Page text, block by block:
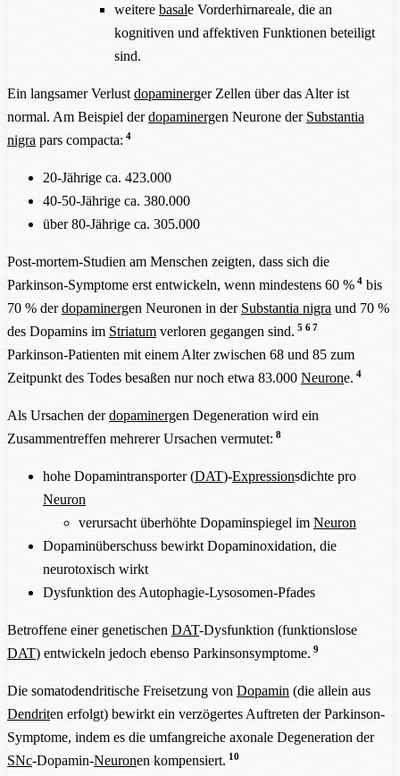
weitere basale Vorderhirnareale, die an
kognitiven und affektiven Funktionen beteiligt
sind.
Ein langsamer Verlust dopaminerger Zellen über das Alter ist
normal. Am Beispiel derdopaminergen Neurone der Substantia
nigra pars compacta: 4
20-Jährige ca. 423.000
40-50-Jährige ca. 380.000
über 80-Jährige ca. 305.000
Post-mortem-Studien am Menschen zeigten, dass sich die
Parkinson-Symptome erst entwickeln, wenn mindestens 60 % 4bis
70 % derdopaminergen Neuronen in der Substantia nigra und 70 %
des Dopamins im Striatum verloren gegangen sind. 5 6 7
Parkinson-Patienten mit einem Alter zwischen 68 und 85 zum
Zeitpunkt des Todes besaßen nur noch etwa 83.000 Neurone. 4
Als Ursachen derdopaminergen Degeneration wird ein
Zusammentreffen mehrerer Ursachen vermutet: 8
hohe Dopamintransporter (DAT)-Expressionsdichte pro
Neuron
verursacht überhöhte Dopaminspiegel im Neuron
Dopaminüberschuss bewirkt Dopaminoxidation, die
neurotoxisch wirkt
Dysfunktion des Autophagie-Lysosomen-Pfades
Betroffene einer genetischen DAT-Dysfunktion (funktionslose
DAT) entwickeln jedoch ebenso Parkinsonsymptome. 9
Die somatodendritische Freisetzung von Dopamin (die allein aus
Dendriten erfolgt) bewirkt ein verzögertes Auftreten der Parkinson-
Symptome, indem es die umfangreiche axonale Degeneration der
SNc-Dopamin-Neuronen kompensiert. 10